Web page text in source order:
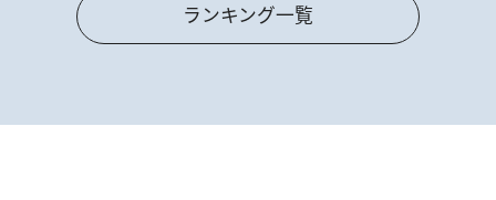
ランキング一覧